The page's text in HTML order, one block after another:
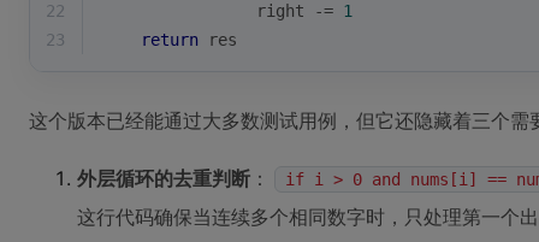
22
                right -=
1
23
return res
这个版本已经能通过大多数测试用例，但它还隐藏着三个需
外层循环的去重判断 ： if i > 0 and nums[i] ==
这行代码确保当连续多个相同数字时，只处理第一个